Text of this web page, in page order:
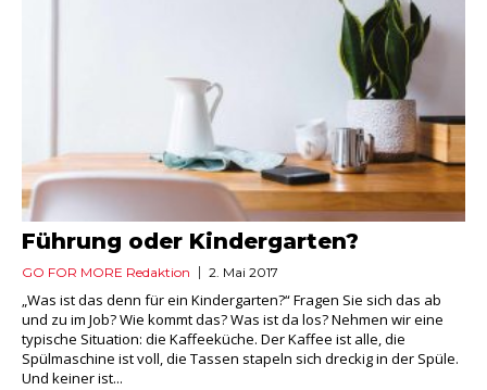
Führung oder Kindergarten?
GO FOR MORE Redaktion 2. Mai 2017
„Was ist das denn für ein Kindergarten?“ Fragen Sie sich das ab
und zu im Job? Wie kommt das? Was ist da los? Nehmen wir eine
typische Situation: die Kaffeeküche. Der Kaffee ist alle, die
Spülmaschine ist voll, die Tassen stapeln sich dreckig in der Spüle.
Und keiner ist...